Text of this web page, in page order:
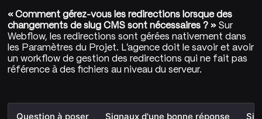
« Comment gérez-vous les redirections lorsque des
changements de slug CMS sont nécessaires ? »Sur
Webflow, les redirections sont gérées nativement dans
les Paramètres du Projet. L'agence doit le savoir et avoir
un workflow de gestion des redirections qui ne fait pas
référence à des fichiers au niveau du serveur.
Question à poser Signaux d'une bonne réponse